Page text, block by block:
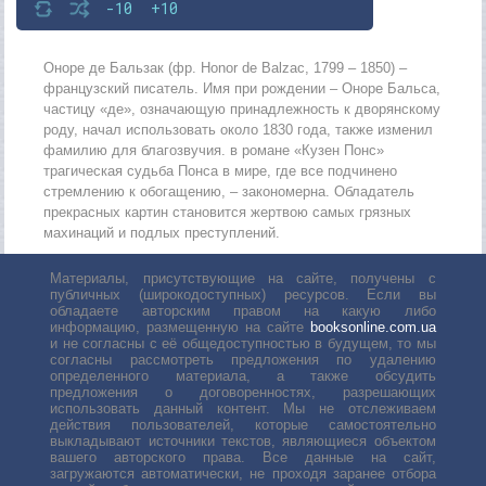
-10 +10
Оноре де Бальзак (фр. Honor de Balzac, 1799 – 1850) –
французский писатель. Имя при рождении – Оноре Бальса,
частицу «де», означающую принадлежность к дворянскому
роду, начал использовать около 1830 года, также изменил
фамилию для благозвучия. в романе «Кузен Понс»
трагическая судьба Понса в мире, где все подчинено
стремлению к обогащению, – закономерна. Обладатель
прекрасных картин становится жертвою самых грязных
махинаций и подлых преступлений.
Материалы, присутствующие на сайте, получены с
публичных (широкодоступных) ресурсов. Если вы
обладаете авторским правом на какую либо
информацию, размещенную на сайте booksonline.com.ua
и не согласны с её общедоступностью в будущем, то мы
согласны рассмотреть предложения по удалению
определенного материала, а также обсудить
предложения о договоренностях, разрешающих
использовать данный контент. Мы не отслеживаем
действия пользователей, которые самостоятельно
выкладывают источники текстов, являющиеся объектом
вашего авторского права. Все данные на сайт,
загружаются автоматически, не проходя заранее отбора